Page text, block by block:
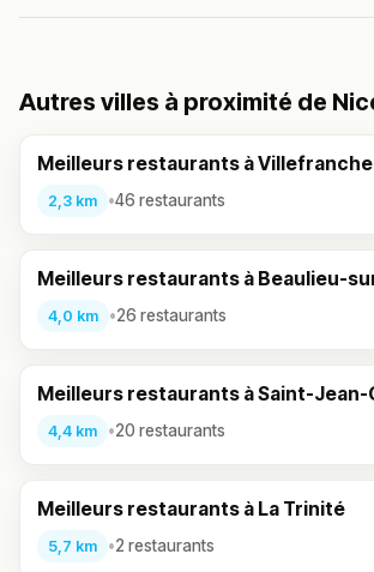
Autres villes à proximité de
Meilleurs restaurants à
2,3 km •46 restaurants
Meilleurs restaurants à Beaulieu-
4,0 km •26 restaurants
Meilleurs restaurants à Saint-Jean-
4,4 km •20 restaurants
Meilleurs restaurants à La Trinité
5,7 km •2 restaurants